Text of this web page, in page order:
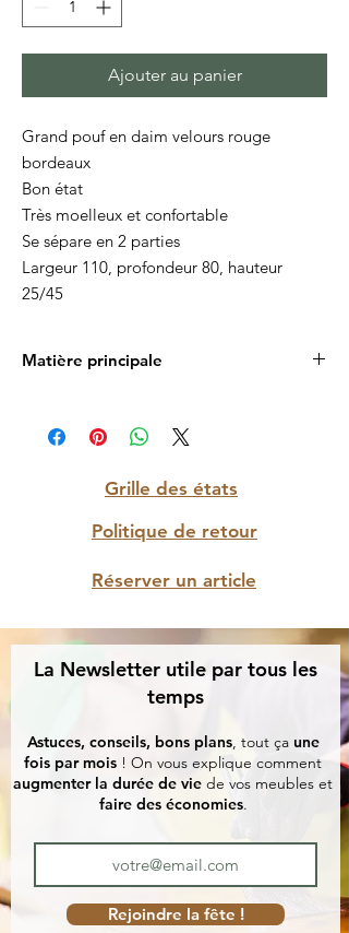
Ajouter au panier
Grand pouf en daim velours rouge
bordeaux
Bon état
Très moelleux et confortable
Se sépare en 2 parties
Largeur 110, profondeur 80, hauteur
25/45
Matière principale
Grille des états
Politique de retour
Réserver un article
La Newsletter utile par tous les
temps
Astuces, conseils, bons plans, tout ça une
fois par mois ! On vous explique comment
augmenter la durée de vie de vos meubles et
faire des économies.
Rejoindre la fête !